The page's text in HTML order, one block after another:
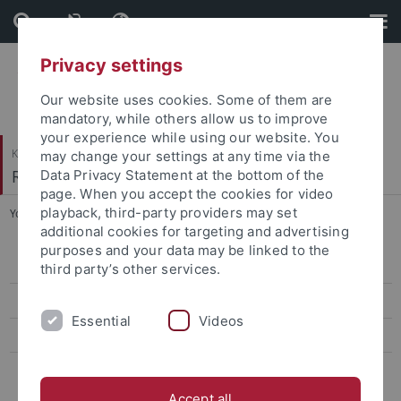
Skip
to
content
Skip
to
footer
Katholisch-Theologische Fakultät
Religionspädagogik
You are here: Startseite ... Mitwirken
Veröffentlichungen
Elie Wiesel Datenbanken
Privacy settings
Our website uses cookies. Some of them are
mandatory, while others allow us to improve
your experience while using our website. You
may change your settings at any time via the
Data Privacy Statement at the bottom of the
page. When you accept the cookies for video
playback, third-party providers may set
additional cookies for targeting and advertising
purposes and your data may be linked to the
third party’s other services.
Essential Videos